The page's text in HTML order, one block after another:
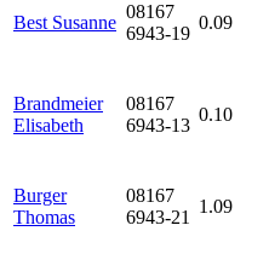
Best Susanne
08167
6943-19
0.09
Brandmeier
Elisabeth
08167
6943-13
0.10
Burger
Thomas
08167
6943-21
1.09